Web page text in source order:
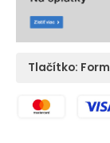
Tlačítko: